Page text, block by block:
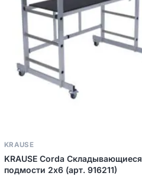
KRAUSE
KRAUSE Corda Складывающиеся
подмости 2х6 (арт. 916211)